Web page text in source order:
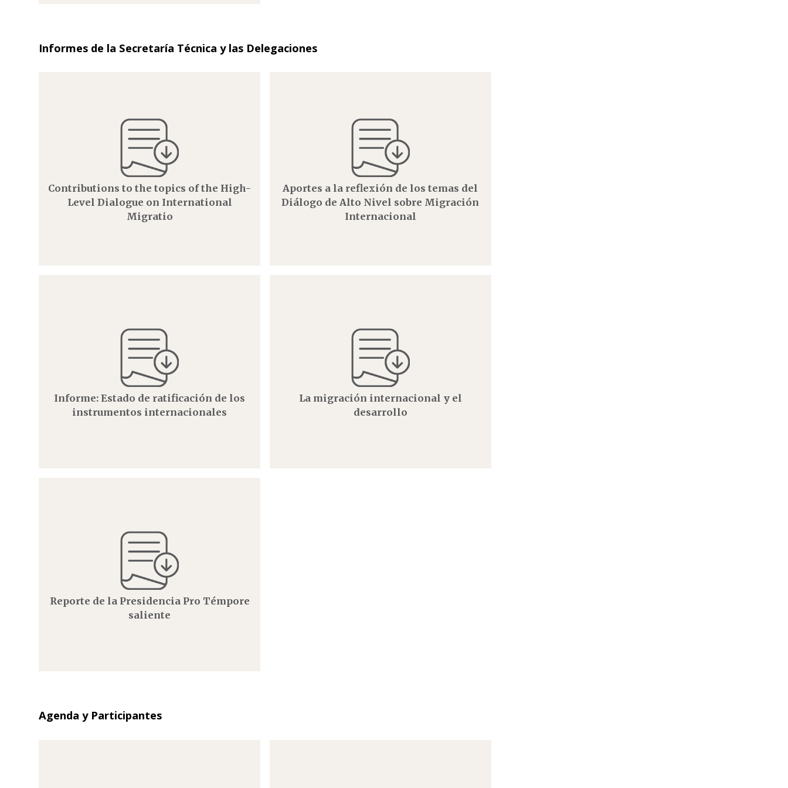
Informes de la Secretaría Técnica y las Delegaciones
Contributions to the topics of the High-
Level Dialogue on International
Migratio
Aportes a la reflexión de los temas del
Diálogo de Alto Nivel sobre Migración
Internacional
Informe: Estado de ratificación de los
instrumentos internacionales
La migración internacional y el
desarrollo
Reporte de la Presidencia Pro Témpore
saliente
Agenda y Participantes